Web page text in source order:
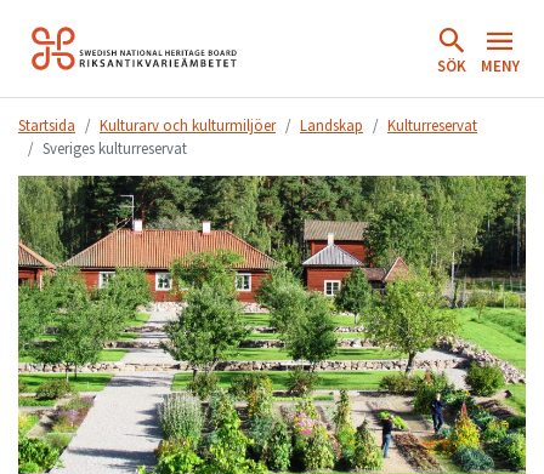
Hoppa
till
SÖK MENY
Startsida Kulturarv och kulturmiljöer Landskap
Kulturreservat
Sveriges kulturreservat